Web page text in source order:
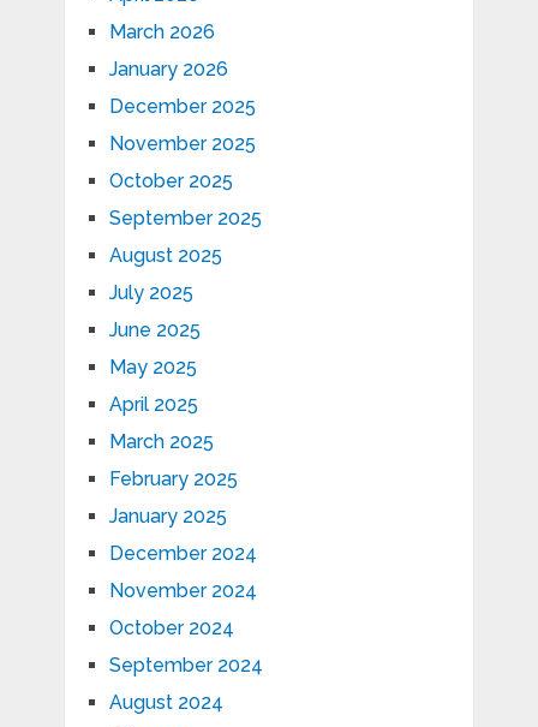
March 2026
January 2026
December 2025
November 2025
October 2025
September 2025
August 2025
July 2025
June 2025
May 2025
April 2025
March 2025
February 2025
January 2025
December 2024
November 2024
October 2024
September 2024
August 2024